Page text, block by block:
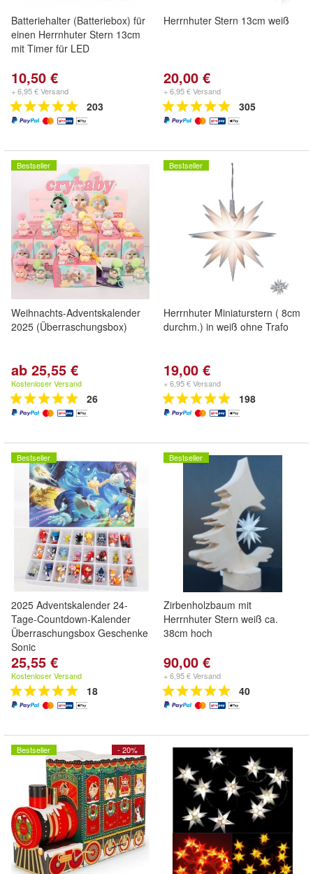
Batteriehalter (Batteriebox) für
einen Herrnhuter Stern 13cm
mit Timer für LED
10,50 €
+ 6,95 € Versand
203
Herrnhuter Stern 13cm weiß
20,00 €
+ 6,95 € Versand
305
Bestseller
Weihnachts-Adventskalender
2025 (Überraschungsbox)
ab 25,55 €
Kostenloser Versand
26
Bestseller
Herrnhuter Miniaturstern ( 8cm
durchm.) in weiß ohne Trafo
19,00 €
+ 6,95 € Versand
198
Bestseller
2025 Adventskalender 24-
Tage-Countdown-Kalender
Überraschungsbox Geschenke
Sonic
25,55 €
Kostenloser Versand
18
Bestseller
Zirbenholzbaum mit
Herrnhuter Stern weiß ca.
38cm hoch
90,00 €
+ 6,95 € Versand
40
- 20%
Bestseller